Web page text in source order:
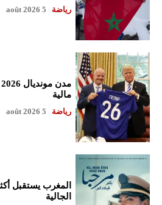
رياضة 5 août 2026
مالية
رياضة 5 août 2026
الجالية